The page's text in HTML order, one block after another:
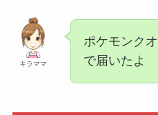
キラママ
ポケモンク
で届いたよ